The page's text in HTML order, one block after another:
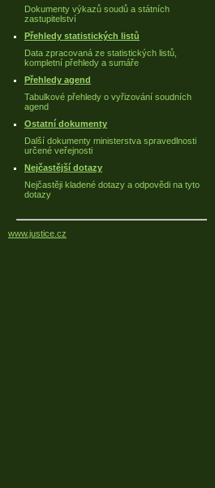
Dokumenty výkazů soudů a státních
zastupitelství
Přehledy statistických listů
Data zpracovaná ze statistických listů,
kompletní přehledy a sumáře
Přehledy agend
Tabulkové přehledy o vyřizování soudních
agend
Ostatní dokumenty
Další dokumenty ministerstva spravedlnosti
určené veřejnosti
Nejčastější dotazy
Nejčastěji kladené dotazy a odpovědi na tyto
dotazy
www.justice.cz